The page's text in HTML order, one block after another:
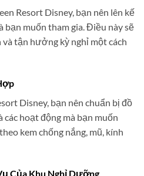
Resort Disney, bạn nên lên kế
bạn muốn tham gia. Điều này sẽ
tận hưởng kỳ nghỉ một cách
Disney, bạn nên chuẩn bị đồ
hoạt động mà bạn muốn
kem chống nắng, mũ, kính
Của Khu Nghỉ Dưỡng